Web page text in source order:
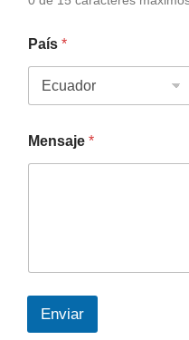
País *
Mensaje *
Enviar